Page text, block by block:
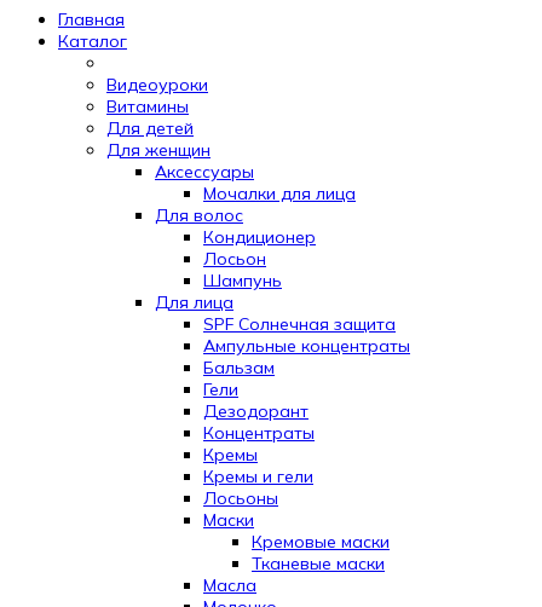
Главная
Каталог
Видеоуроки
Витамины
Для детей
Для женщин
Аксессуары
Мочалки для лица
Для волос
Кондиционер
Лосьон
Шампунь
Для лица
SPF Солнечная защита
Ампульные концентраты
Бальзам
Гели
Дезодорант
Концентраты
Кремы
Кремы и гели
Лосьоны
Маски
Кремовые маски
Тканевые маски
Масла